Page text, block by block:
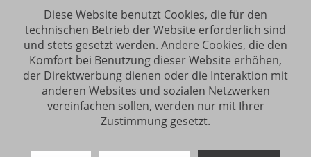
Diese Website benutzt Cookies, die für den
technischen Betrieb der Website erforderlich sind
und stets gesetzt werden. Andere Cookies, die den
Komfort bei Benutzung dieser Website erhöhen,
der Direktwerbung dienen oder die Interaktion mit
anderen Websites und sozialen Netzwerken
vereinfachen sollen, werden nur mit Ihrer
Zustimmung gesetzt.